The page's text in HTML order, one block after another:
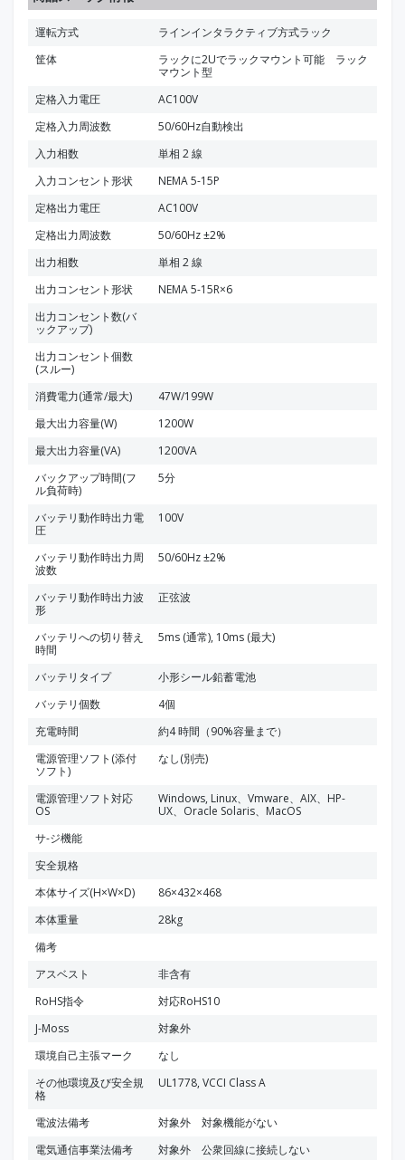
運転方式
ラインインタラクティブ方式ラック
筐体
ラックに2Uでラックマウント可能 ラック
マウント型
定格入力電圧
AC100V
定格入力周波数
50/60Hz自動検出
入力相数
単相 2 線
入力コンセント形状
NEMA 5-15P
定格出力電圧
AC100V
定格出力周波数
50/60Hz ±2%
出力相数
単相 2 線
出力コンセント形状
NEMA 5-15R×6
出力コンセント数(バ
ックアップ)
出力コンセント個数
(スルー)
消費電力(通常/最大)
47W/199W
最大出力容量(W)
1200W
最大出力容量(VA)
1200VA
バックアップ時間(フ
ル負荷時)
5分
バッテリ動作時出力電
圧
100V
バッテリ動作時出力周
波数
50/60Hz ±2%
バッテリ動作時出力波
形
正弦波
バッテリへの切り替え
時間
5ms (通常), 10ms (最大)
バッテリタイプ
小形シール鉛蓄電池
バッテリ個数
4個
充電時間
約4 時間（90%容量まで）
電源管理ソフト(添付
ソフト)
なし(別売)
電源管理ソフト対応
OS
Windows, Linux、Vmware、AIX、HP-
UX、Oracle Solaris、MacOS
サ-ジ機能
安全規格
本体サイズ(H×W×D)
86×432×468
本体重量
28kg
備考
アスベスト
非含有
RoHS指令
対応RoHS10
J-Moss
対象外
環境自己主張マーク
なし
その他環境及び安全規
格
UL1778, VCCI Class A
電波法備考
対象外 対象機能がない
電気通信事業法備考
対象外 公衆回線に接続しない